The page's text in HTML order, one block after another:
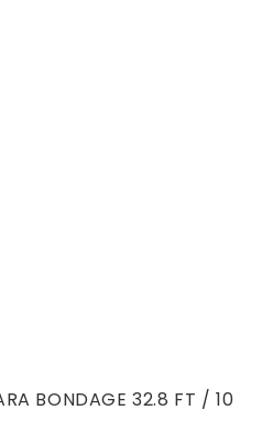
BONDAGE 32.8 FT / 10